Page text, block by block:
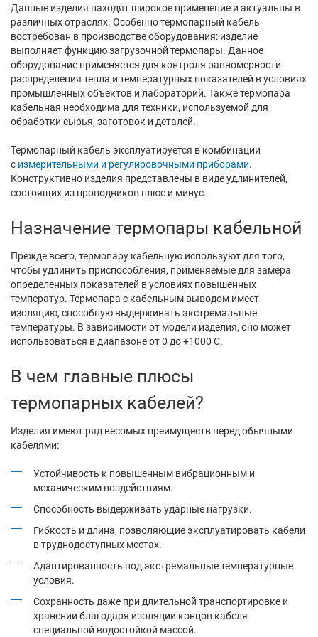
Данные изделия находят широкое применение и актуальны в
различных отраслях. Особенно термопарный кабель
востребован в производстве оборудования: изделие
выполняет функцию загрузочной термопары. Данное
оборудование применяется для контроля равномерности
распределения тепла и температурных показателей в условиях
промышленных объектов и лабораторий. Также термопара
кабельная необходима для техники, используемой для
обработки сырья, заготовок и деталей.
Термопарный кабель эксплуатируется в комбинации
с измерительными и регулировочными приборами.
Конструктивно изделия представлены в виде удлинителей,
состоящих из проводников плюс и минус.
Назначение термопары кабельной
Прежде всего, термопару кабельную используют для того,
чтобы удлинить приспособления, применяемые для замера
определенных показателей в условиях повышенных
температур. Термопара с кабельным выводом имеет
изоляцию, способную выдерживать экстремальные
температуры. В зависимости от модели изделия, оно может
использоваться в диапазоне от 0 до +1000 С.
В чем главные плюсы
термопарных кабелей?
Изделия имеют ряд весомых преимуществ перед обычными
кабелями:
Устойчивость к повышенным вибрационным и
механическим воздействиям.
Способность выдерживать ударные нагрузки.
Гибкость и длина, позволяющие эксплуатировать кабели
в труднодоступных местах.
Адаптированность под экстремальные температурные
условия.
Сохранность даже при длительной транспортировке и
хранении благодаря изоляции концов кабеля
специальной водостойкой массой.